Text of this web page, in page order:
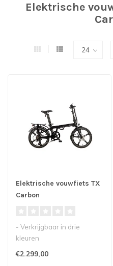
Elektrische
Elektrische vouwfiets TX
Carbon
- Verkrijgbaar in drie
kleuren
€2.299,00